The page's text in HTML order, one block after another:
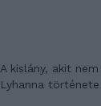
A kislány, akit
Lyhanna története